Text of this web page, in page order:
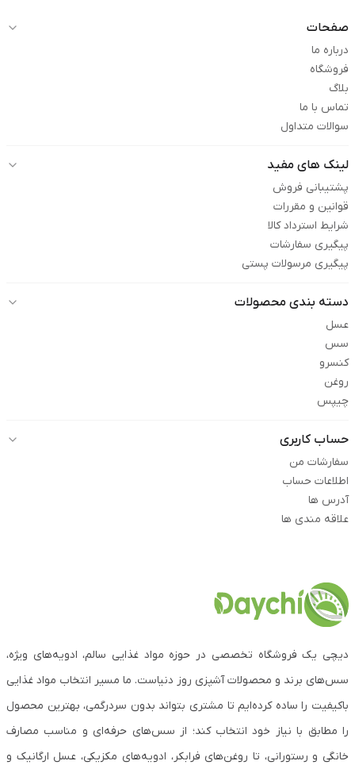
صفحات
درباره ما
فروشگاه
بلاگ
تماس با ما
سوالات متداول
لینک های مفید
پشتیبانی فروش
قوانین و مقررات
شرایط استرداد کالا
پیگیری سفارشات
پیگیری مرسولات پستی
دسته بندی محصولات
عسل
سس
کنسرو
روغن
چیپس
حساب کاربری
سفارشات من
اطلاعات حساب
آدرس ها
علاقه مندی ها
دیچی یک فروشگاه تخصصی در حوزه مواد غذایی سالم، ادویه‌های ویژه،
سس‌های برند و محصولات آشپزی روز دنیاست. ما مسیر انتخاب مواد غذایی
باکیفیت را ساده کرده‌ایم تا مشتری بتواند بدون سردرگمی، بهترین محصول
را مطابق با نیاز خود انتخاب کند؛ از سس‌های حرفه‌ای و مناسب مصارف
خانگی و رستورانی، تا روغن‌های فرابکر، ادویه‌های مکزیکی، عسل ارگانیک و